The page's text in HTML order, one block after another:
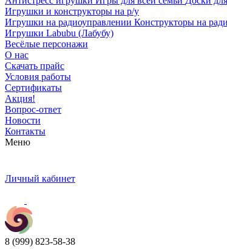
Игрушки и конструкторы на р/у
Игрушки на радиоуправлении Конструкторы на
Игрушки Labubu (Лабубу)
Весёлые персонажи
О нас
Скачать прайс
Условия работы
Сертификаты
Акция!
Вопрос-ответ
Новости
Контакты
Меню
Личный кабинет
8 (999) 823-58-38